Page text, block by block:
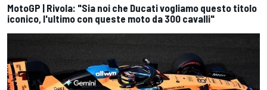
MotoGP | Rivola: "Sia noi che Ducati vogliamo questo titolo
iconico, l'ultimo con queste moto da 300 cavalli"